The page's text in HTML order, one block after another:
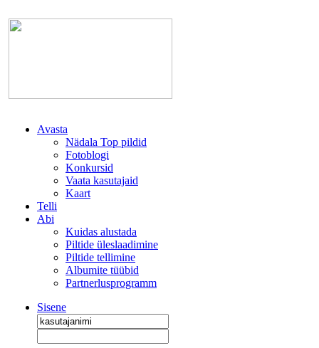
Avasta
Nädala Top pildid
Fotoblogi
Konkursid
Vaata kasutajaid
Kaart
Telli
Abi
Kuidas alustada
Piltide üleslaadimine
Piltide tellimine
Albumite tüübid
Partnerlusprogramm
Sisene